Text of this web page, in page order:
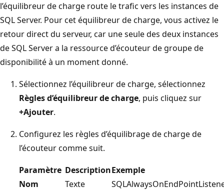
l’équilibreur de charge route le trafic vers les instances de
SQL Server. Pour cet équilibreur de charge, vous activez le
retour direct du serveur, car une seule des deux instances
de SQL Server a la ressource d’écouteur de groupe de
disponibilité à un moment donné.
Sélectionnez l’équilibreur de charge, sélectionnez
Règles d’équilibreur de charge, puis cliquez sur
+Ajouter.
Configurez les règles d’équilibrage de charge de
l’écouteur comme suit.
Paramètre DescriptionExemple
Nom
Texte